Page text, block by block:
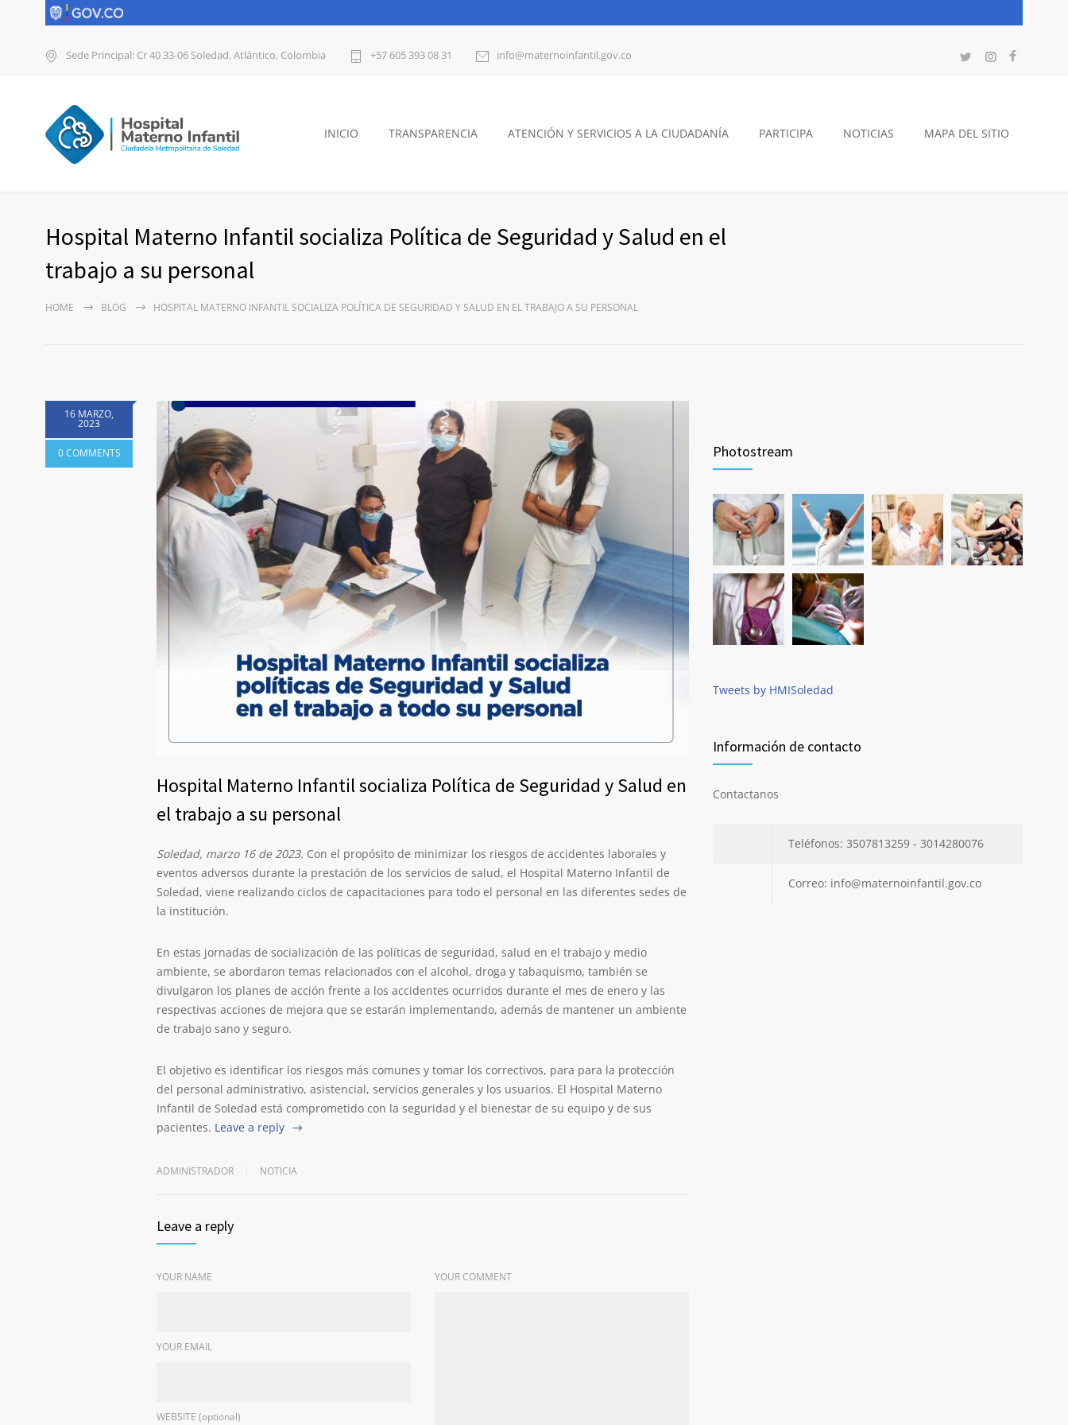
Sede Principal: Cr 40 33-06 Soledad, Atlántico, Colombia +57 605 393 08 31 info@maternoinfantil.gov.co
INICIO TRANSPARENCIA ATENCIÓN Y SERVICIOS A LA CIUDADANÍA PARTICIPA NOTICIAS MAPA DEL SITIO
Hospital Materno Infantil socializa Política de Seguridad y Salud en el
trabajo a su personal
HOME BLOG HOSPITAL MATERNO INFANTIL SOCIALIZA POLÍTICA DE SEGURIDAD Y SALUD EN EL TRABAJO A SU PERSONAL
16 MARZO,
2023
0 COMMENTS
Hospital Materno Infantil socializa Política de Seguridad y Salud en
el trabajo a su personal
Soledad, marzo 16 de 2023. Con el propósito de minimizar los riesgos de accidentes laborales y
eventos adversos durante la prestación de los servicios de salud, el Hospital Materno Infantil de
Soledad, viene realizando ciclos de capacitaciones para todo el personal en las diferentes sedes de
la institución.
En estas jornadas de socialización de las políticas de seguridad, salud en el trabajo y medio
ambiente, se abordaron temas relacionados con el alcohol, droga y tabaquismo, también se
divulgaron los planes de acción frente a los accidentes ocurridos durante el mes de enero y las
respectivas acciones de mejora que se estarán implementando, además de mantener un ambiente
de trabajo sano y seguro.
El objetivo es identificar los riesgos más comunes y tomar los correctivos, para para la protección
del personal administrativo, asistencial, servicios generales y los usuarios. El Hospital Materno
Infantil de Soledad está comprometido con la seguridad y el bienestar de su equipo y de sus
pacientes. Leave a reply
ADMINISTRADOR NOTICIA
Leave a reply
YOUR NAME
YOUR EMAIL
WEBSITE (optional)
YOUR COMMENT
Photostream
Tweets by HMISoledad
Información de contacto
Contactanos
Teléfonos: 3507813259 - 3014280076
Correo: info@maternoinfantil.gov.co